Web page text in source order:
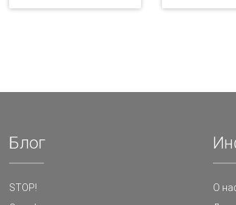
Блог
STOP!
О